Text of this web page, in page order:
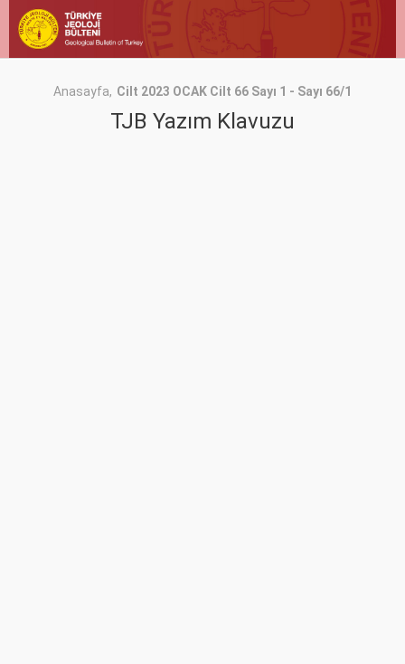
Anasayfa Cilt 2023 OCAK Cilt 66 Sayı 1 - Sayı 66/1
TJB Yazım Klavuzu